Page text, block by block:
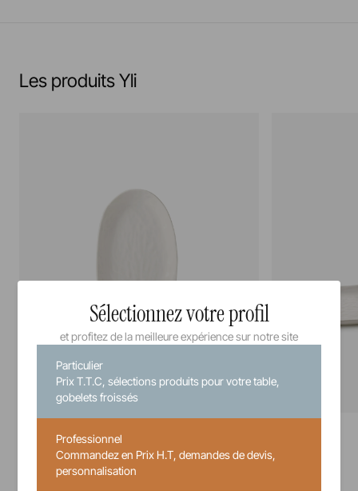
Les produits Yli
Assiette Oblong
24,5 cm
Sélectionnez votre profil
et profitez de la meilleure expérience sur notre site
Particulier
Prix T.T.C, sélections produits pour votre table,
gobelets froissés
Professionnel
Commandez en Prix H.T, demandes de devis,
personnalisation